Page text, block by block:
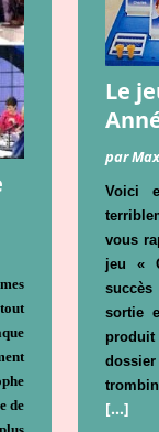
de
Le
par
Voici
vous
jeu «
sortie
[…]